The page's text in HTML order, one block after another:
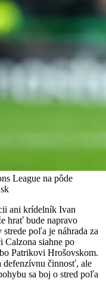
League na pôde
ani krídelník Ivan
hrať bude napravo
poľa je náhrada za
Calzona siahne po
Patrikovi Hrošovskom.
činnosť, ale
sa boj o stred poľa